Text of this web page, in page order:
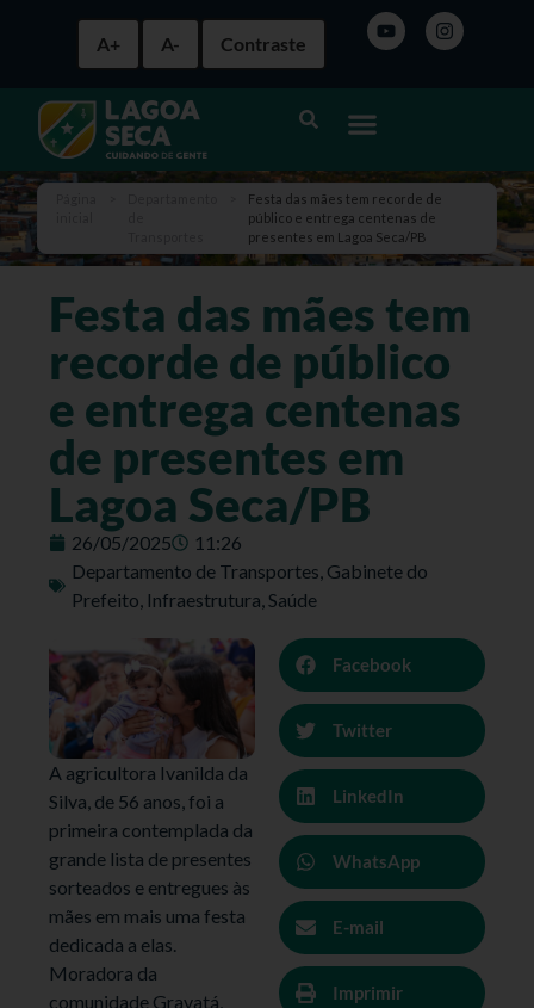
A+ A- Contraste
Festa das mães tem recorde de
público e entrega centenas de
presentes em Lagoa Seca/PB
Festa das mães tem
recorde de público
e entrega centenas
de presentes em
Lagoa Seca/PB
26/05/2025
11:26
Departamento de Transportes, Gabinete do
Prefeito, Infraestrutura,Saúde
A agricultora Ivanilda da
Silva, de 56 anos, foi a
primeira contemplada da
grande lista de presentes
sorteados e entregues às
mães em mais uma festa
dedicada a elas.
Moradora da
comunidade Gravatá,
Facebook
Twitter
LinkedIn
WhatsApp
E-mail
Imprimir